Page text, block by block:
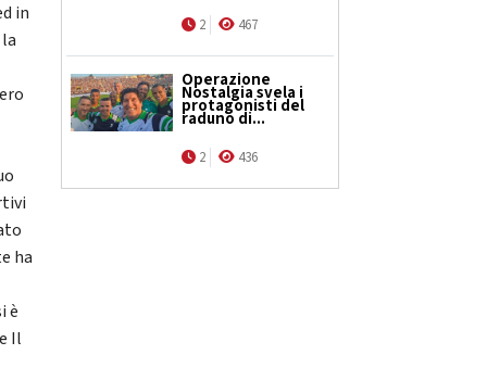
in
ha
è
Il
2 467
Operazione
Nostalgia svela i
protagonisti del
raduno di...
2 436